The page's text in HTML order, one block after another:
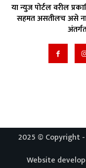
या न्युज पोर्टल वरील
सहमत असतीलच असे
2025 © Copyright
Website